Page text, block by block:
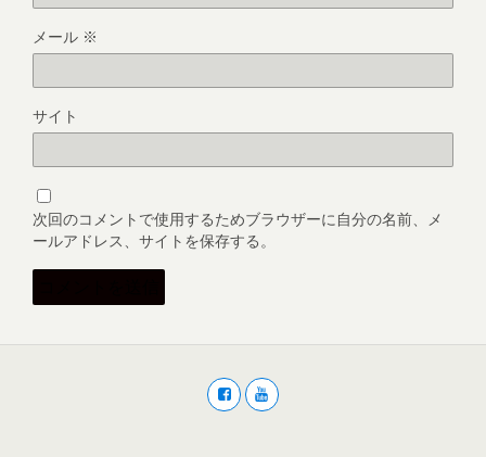
メール ※
サイト
次回のコメントで使用するためブラウザーに自分の名前、メ
ールアドレス、サイトを保存する。